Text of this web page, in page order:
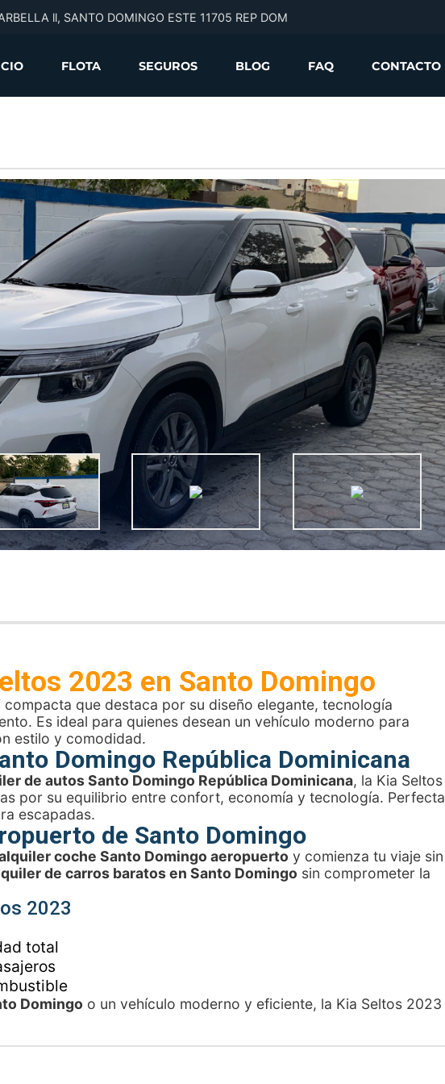
ll, SANTO DOMINGO ESTE 11705 REP DOM
FLOTA SEGUROS BLOG FAQ CONTACTO
2023 en Santo Domingo
compacta que destaca por su diseño elegante, tecnología
Es ideal para quienes desean un vehículo moderno para
estilo y comodidad.
Domingo República Dominicana
de autos Santo Domingo República Dominicana, la Kia Seltos
por su equilibrio entre confort, economía y tecnología. Perfecta
escapadas.
de Santo Domingo
coche Santo Domingo aeropuerto y comienza tu viaje sin
de carros baratos en Santo Domingo sin comprometer la
2023
total
Domingo o un vehículo moderno y eficiente, la Kia Seltos 2023